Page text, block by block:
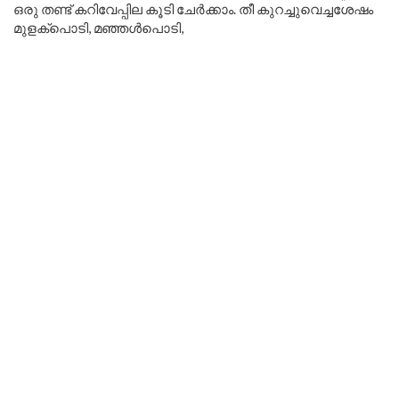
ഒരു തണ്ട് കറിവേപ്പില കൂടി ചേർക്കാം. തീ കുറച്ചുവെച്ചശേഷം
മുളക്പൊടി, മഞ്ഞൾപൊടി,